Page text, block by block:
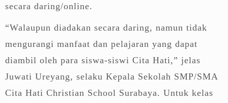
secara daring/online.
“Walaupun diadakan secara daring, namun tidak
mengurangi manfaat dan pelajaran yang dapat
diambil oleh para siswa-siswi Cita Hati,” jelas
Juwati Ureyang, selaku Kepala Sekolah SMP/SMA
Cita Hati Christian School Surabaya. Untuk kelas